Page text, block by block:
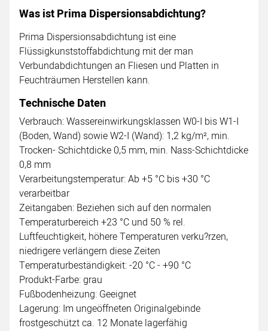
Was ist Prima Dispersionsabdichtung?
Prima Dispersionsabdichtung ist eine
Flüssigkunststoffabdichtung mit der man
Verbundabdichtungen an Fliesen und Platten in
Feuchträumen Herstellen kann.
Technische Daten
Verbrauch: Wassereinwirkungsklassen W0-I bis W1-I
(Boden, Wand) sowie W2-I (Wand): 1,2 kg/m², min.
Trocken- Schichtdicke 0,5 mm, min. Nass-Schichtdicke
0,8 mm
Verarbeitungstemperatur: Ab +5 °C bis +30 °C
verarbeitbar
Zeitangaben: Beziehen sich auf den normalen
Temperaturbereich +23 °C und 50 % rel.
Luftfeuchtigkeit, höhere Temperaturen verku?rzen,
niedrigere verlängern diese Zeiten
Temperaturbeständigkeit: -20 °C - +90 °C
Produkt-Farbe: grau
Fußbodenheizung: Geeignet
Lagerung: Im ungeöffneten Originalgebinde
frostgeschützt ca. 12 Monate lagerfähig